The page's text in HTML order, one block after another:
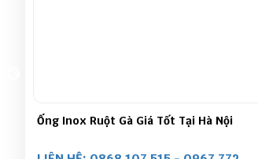
MÁY BẤM ỐNG THỦY LỰC SAMWAY P32Q